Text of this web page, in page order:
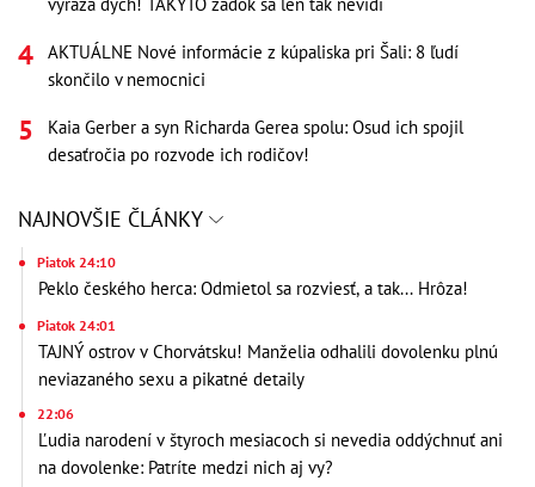
vyráža dych! TAKÝTO zadok sa len tak nevidí
AKTUÁLNE Nové informácie z kúpaliska pri Šali: 8 ľudí
skončilo v nemocnici
Kaia Gerber a syn Richarda Gerea spolu: Osud ich spojil
desaťročia po rozvode ich rodičov!
NAJNOVŠIE ČLÁNKY
Piatok 24:10
Peklo českého herca: Odmietol sa rozviesť, a tak... Hrôza!
Piatok 24:01
TAJNÝ ostrov v Chorvátsku! Manželia odhalili dovolenku plnú
neviazaného sexu a pikatné detaily
22:06
Ľudia narodení v štyroch mesiacoch si nevedia oddýchnuť ani
na dovolenke: Patríte medzi nich aj vy?